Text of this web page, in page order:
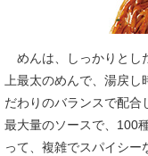
めんは、しっかりとし
上最太のめんで、湯戻し
だわりのバランスで配合
最大量のソースで、100
って、複雑でスパイシー